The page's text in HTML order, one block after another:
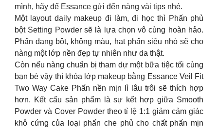
mình, hãy để Essance gửi đến nàng vài tips nhé.
Một layout daily makeup đi làm, đi học thì Phấn phủ
bột Setting Powder sẽ là lựa chọn vô cùng hoàn hảo.
Phấn dạng bột, không màu, hạt phấn siêu nhỏ sẽ cho
nàng một lớp nền đẹp tự nhiên như da thật.
Còn nếu nàng chuẩn bị tham dự một bữa tiệc tối cùng
bạn bè vậy thì khóa lớp makeup bằng Essance Veil Fit
Two Way Cake Phấn nền mịn lì lâu trôi sẽ thích hợp
hơn. Kết cấu sản phẩm là sự kết hợp giữa Smooth
Powder và Cover Powder theo tỉ lệ 1:1 giảm cảm giác
khô cứng của loại phấn che phủ cho chất phấn mịn